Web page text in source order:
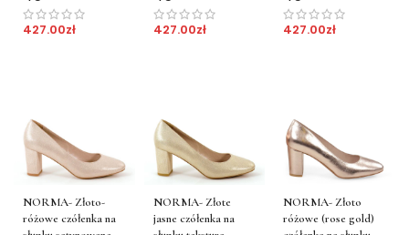
427.00zł 427.00zł 427.00zł
NORMA- Złoto-
różowe czółenka na
NORMA- Złote
jasne czółenka na
NORMA- Złoto
różowe (rose gold)